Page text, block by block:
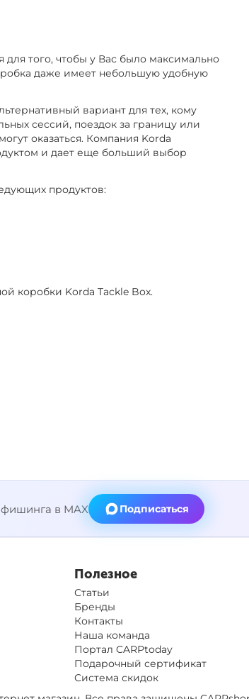
того, чтобы у Вас было максимально
даже имеет небольшую удобную
вариант для тех, кому
сессий, поездок за границу или
оказаться. Компания Korda
и дает еще больший выбор
продуктов:
коробки Korda Tackle Box.
в MAX Подписаться
Полезное
Статьи
Бренды
Контакты
Наша команда
Портал CARPtoday
Подарочный сертификат
Система скидок